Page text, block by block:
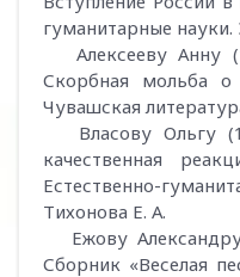
гуманитарные
Алексееву Анну
Скорбная мольба о
Чувашская
Власову Ольгу
качественная
Естественно-
Тихонова Е. А.
Ежову
Сборник «Веселая